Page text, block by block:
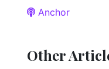
Anchor
Other